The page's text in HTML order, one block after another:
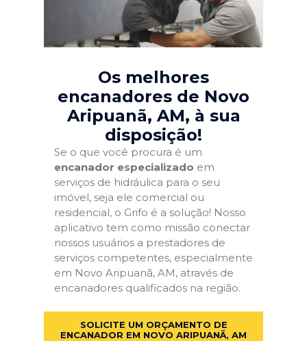
Os melhores
encanadores de Novo
Aripuanã, AM, à sua
disposição!
Se o que você procura é um
encanador especializado em
serviços de hidráulica para o seu
imóvel, seja ele comercial ou
residencial, o Grifo é a solução! Nosso
aplicativo tem como missão conectar
nossos usuários a prestadores de
serviços competentes, especialmente
em Novo Aripuanã, AM, através de
encanadores qualificados na região.
SOLICITE UM ORÇAMENTO DE
ENCANADOR EM NOVO ARIPUANÃ, AM